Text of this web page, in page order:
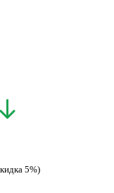
5%)